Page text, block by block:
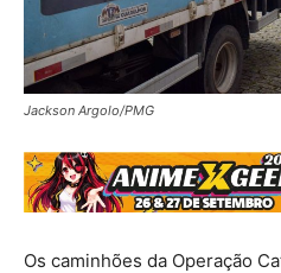
Jackson Argolo/PMG
Os caminhões da Operação